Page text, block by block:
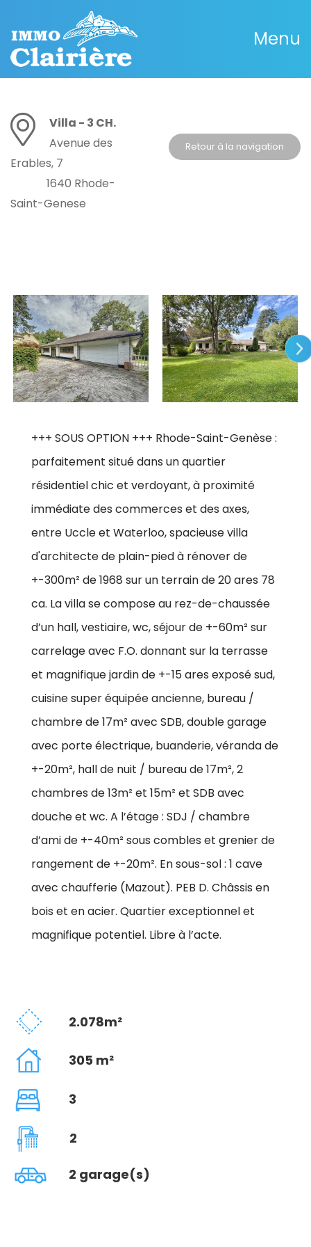
Menu
Villa - 3 CH.
Avenue des
Erables, 7
1640 Rhode-
Saint-Genese
Retour à la navigation
+++ SOUS OPTION +++ Rhode-Saint-Genèse :
parfaitement situé dans un quartier
résidentiel chic et verdoyant, à proximité
immédiate des commerces et des axes,
entre Uccle et Waterloo, spacieuse villa
d'architecte de plain-pied à rénover de
+-300m² de 1968 sur un terrain de 20 ares 78
ca. La villa se compose au rez-de-chaussée
d’un hall, vestiaire, wc, séjour de +-60m² sur
carrelage avec F.O. donnant sur la terrasse
et magnifique jardin de +-15 ares exposé sud,
cuisine super équipée ancienne, bureau /
chambre de 17m² avec SDB, double garage
avec porte électrique, buanderie, véranda de
+-20m², hall de nuit / bureau de 17m², 2
chambres de 13m² et 15m² et SDB avec
douche et wc. A l’étage : SDJ / chambre
d’ami de +-40m² sous combles et grenier de
rangement de +-20m². En sous-sol : 1 cave
avec chaufferie (Mazout). PEB D. Châssis en
bois et en acier. Quartier exceptionnel et
magnifique potentiel. Libre à l’acte.
2.078m²
305 m²
3
2
2 garage(s)